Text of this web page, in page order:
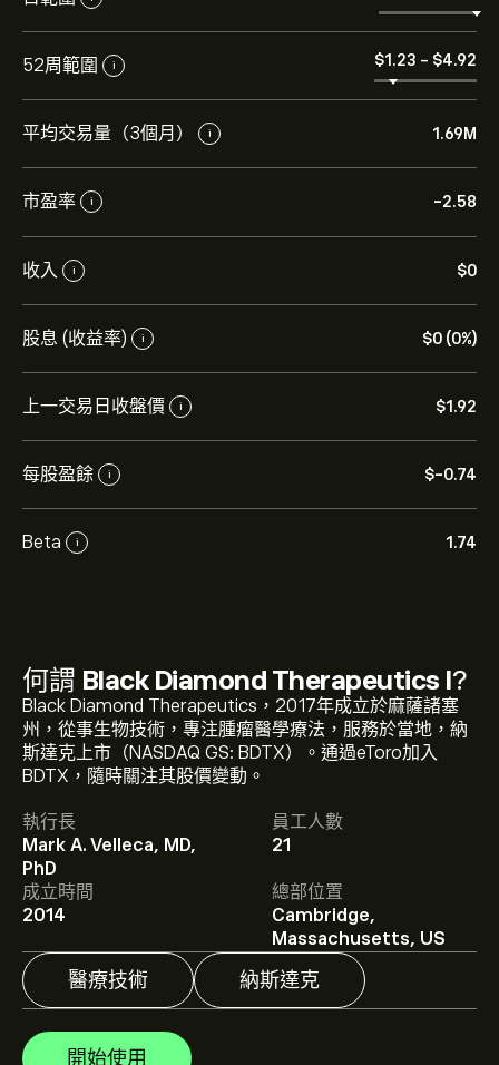
52周範圍 i ‎$‎1.23 - ‎$‎4.92
平均交易量（3個月） i 1.69M
市盈率 i -2.58
收入 i ‎$‎0
股息 (收益率) i ‎$‎0 (0%)
上一交易日收盤價 i ‎$‎1.92
每股盈餘 i ‎$‎-0.74
Beta i 1.74
何謂 Black Diamond Therapeutics I?
Black Diamond Therapeutics，2017年成立於麻薩諸塞
州，從事生物技術，專注腫瘤醫學療法，服務於當地，納
斯達克上市（NASDAQ GS: BDTX）。通過eToro加入
BDTX，隨時關注其股價變動。
執行長
Mark A. Velleca, MD,
PhD
員工人數
21
成立時間
2014
總部位置
Cambridge,
Massachusetts, US
醫療技術 納斯達克
開始使用
BDTX 現價為‎$‎1.92。
Black Diamond Therapeutics I 的平均目標價為 ‎$‎1.92。
註冊eToro 以取得詳細的分析師預測及目標價格。
分析師根據市場趨勢、財務報告和預期增長對Black
Diamond Therapeutics I的預測。查看最新預測以了解未
來價格走勢。
Black Diamond Therapeutics I 的市值是 ‎$‎110.02M 美元